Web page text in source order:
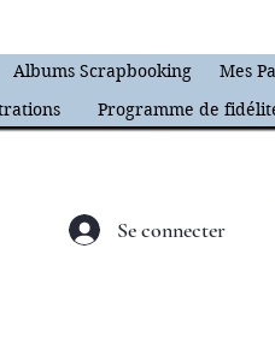
Albums Scrapbooking
Mes
Programme de
Se connecter